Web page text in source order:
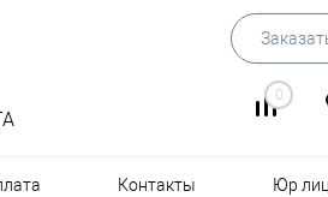
0
Контакты Юр